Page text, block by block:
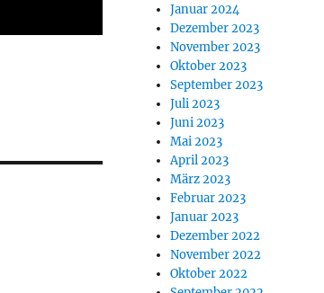
Januar 2024
Dezember 2023
November 2023
Oktober 2023
September 2023
Juli 2023
Juni 2023
Mai 2023
April 2023
März 2023
Februar 2023
Januar 2023
Dezember 2022
November 2022
Oktober 2022